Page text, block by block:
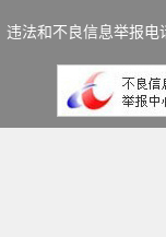
违法和不良信息举报